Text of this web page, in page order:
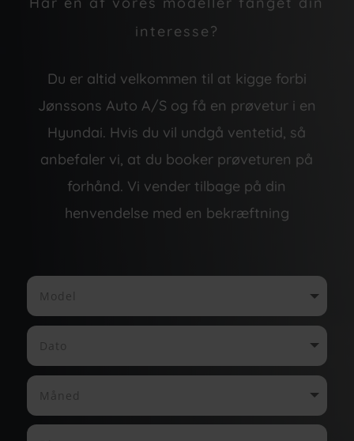
interesse?
Du er altid velkommen til at kigge forbi
Jønssons Auto A/S og få en prøvetur i en
Hyundai. Hvis du vil undgå ventetid, så
anbefaler vi, at du booker prøveturen på
forhånd. Vi vender tilbage på din
henvendelse med en bekræftning